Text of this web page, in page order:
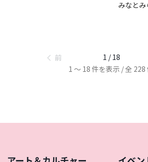
みなとみ
前 1 / 18
1 ～ 18 件を表示 / 全 228